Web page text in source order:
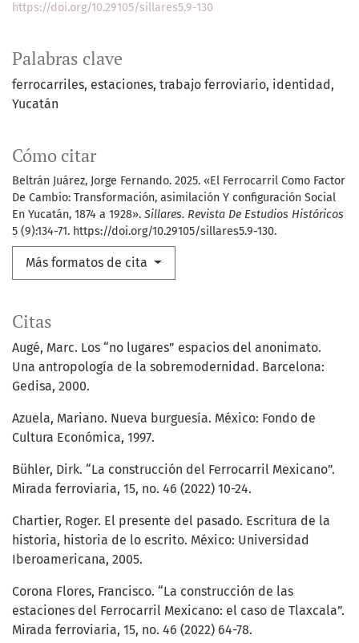
Palabras clave
ferrocarriles estaciones trabajo ferroviario identidad
Yucatán
Cómo citar
Beltrán Juárez, Jorge Fernando. 2025. «El Ferrocarril Como Factor
De Cambio: Transformación, asimilación Y configuración Social
En Yucatán, 1874 a 1928». Sillares. Revista De Estudios Históricos
5 (9):134-71. https://doi.org/10.29105/sillares5.9-130.
Más formatos de cita
https://doi.org/10.29105/sillares5.9-130
Citas
Augé, Marc. Los “no lugares” espacios del anonimato.
Una antropología de la sobremodernidad. Barcelona:
Gedisa, 2000.
Azuela, Mariano. Nueva burguesía. México: Fondo de
Cultura Económica, 1997.
Bühler, Dirk. “La construcción del Ferrocarril Mexicano”.
Mirada ferroviaria, 15, no. 46 (2022) 10-24.
Chartier, Roger. El presente del pasado. Escritura de la
historia, historia de lo escrito. México: Universidad
Iberoamericana, 2005.
Corona Flores, Francisco. “La construcción de las
estaciones del Ferrocarril Mexicano: el caso de Tlaxcala”.
Mirada ferroviaria, 15, no. 46 (2022) 64-78.